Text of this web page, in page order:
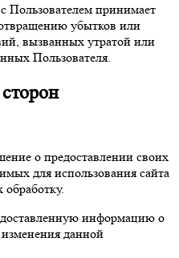
Пользователем принимает
убытков или
вызванных утратой или
Пользователя.
о предоставлении своих
для использования сайта
обработку.
информацию о
данной